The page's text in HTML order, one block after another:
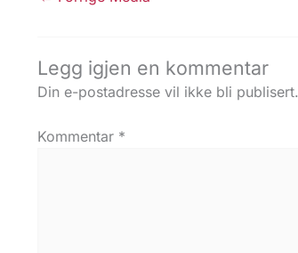
Legg igjen en kommentar
Din e-postadresse vil ikke bli publisert.
Kommentar *